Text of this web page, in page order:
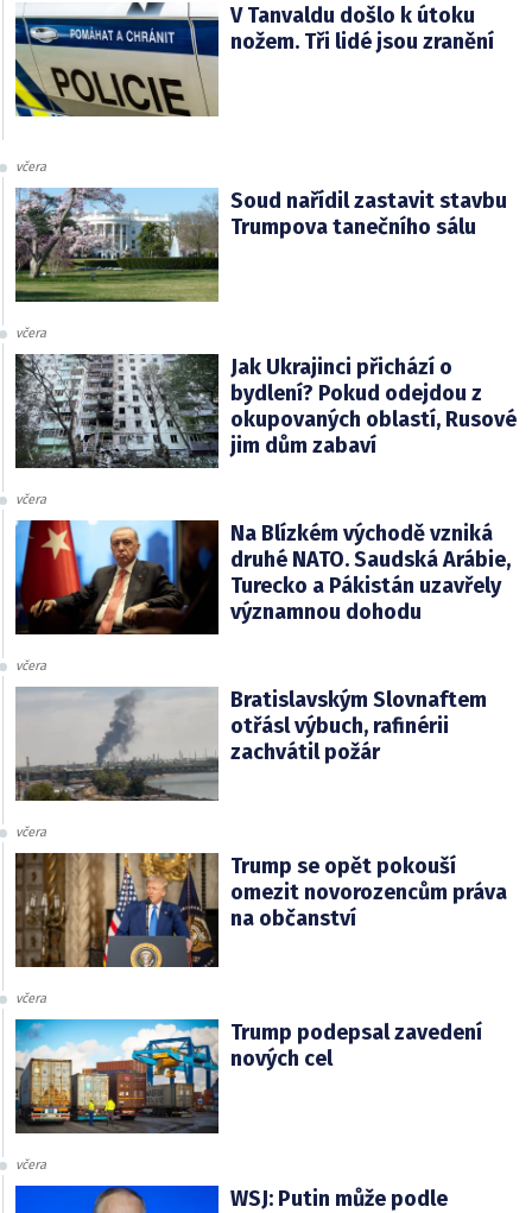
V Tanvaldu došlo k útoku
nožem. Tři lidé jsou zranění
včera
Soud nařídil zastavit stavbu
Trumpova tanečního sálu
včera
Jak Ukrajinci přichází o
bydlení? Pokud odejdou z
okupovaných oblastí, Rusové
jim dům zabaví
včera
Na Blízkém východě vzniká
druhé NATO. Saudská Arábie,
Turecko a Pákistán uzavřely
významnou dohodu
včera
Bratislavským Slovnaftem
otřásl výbuch, rafinérii
zachvátil požár
včera
Trump se opět pokouší
omezit novorozencům práva
na občanství
včera
Trump podepsal zavedení
nových cel
včera
WSJ: Putin může podle